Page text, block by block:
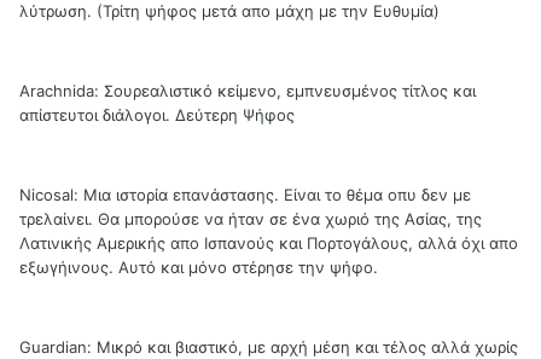
λύτρωση. (Τρίτη ψήφος μετά απο μάχη με την Ευθυμία)
Arachnida: Σουρεαλιστικό κείμενο, εμπνευσμένος τίτλος και
απίστευτοι διάλογοι. Δεύτερη Ψήφος
Nicosal: Μια ιστορία επανάστασης. Είναι το θέμα οπυ δεν με
τρελαίνει. Θα μπορούσε να ήταν σε ένα χωριό της Ασίας, της
Λατινικής Αμερικής απο Ισπανούς και Πορτογάλους, αλλά όχι απο
εξωγήινους. Αυτό και μόνο στέρησε την ψήφο.
Guardian: Μικρό και βιαστικό, με αρχή μέση και τέλος αλλά χωρίς